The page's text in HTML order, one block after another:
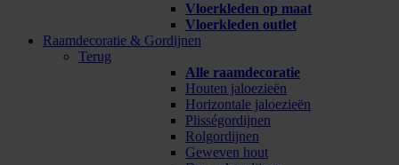
Vloerkleden op maat
Vloerkleden outlet
Raamdecoratie & Gordijnen
Terug
Alle raamdecoratie
Houten jaloezieën
Horizontale jaloezieën
Plisségordijnen
Rolgordijnen
Geweven hout